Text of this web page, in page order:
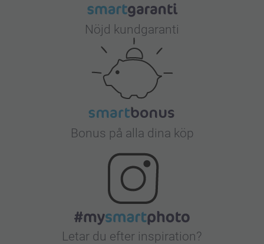
Nöjd kundgaranti
Bonus på alla dina köp
Letar du efter inspiration?